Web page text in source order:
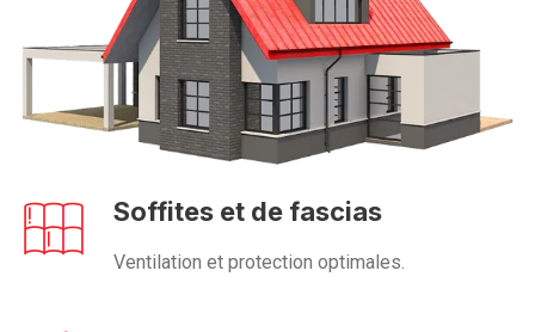
Soffites et de fascias
Ventilation et protection optimales.